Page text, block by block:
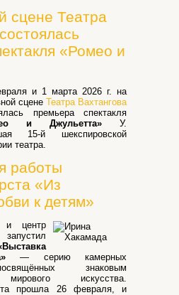
сцене Театра
«Ромео и
и 1 марта 2026 г. на
сцене Театра Вахтангова
премьера спектакля
и Джульетта» У.
15-й шекспировской
театра.
работы
«Из
к детям»
и центр
— серию камерных
знаковым
мирового искусства.
прошла 26 февраля, и